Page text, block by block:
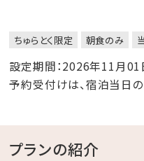
ちゅらとく限定 朝食のみ
設定期間：2026年11月
予約受付けは、宿泊当日
プランの紹介